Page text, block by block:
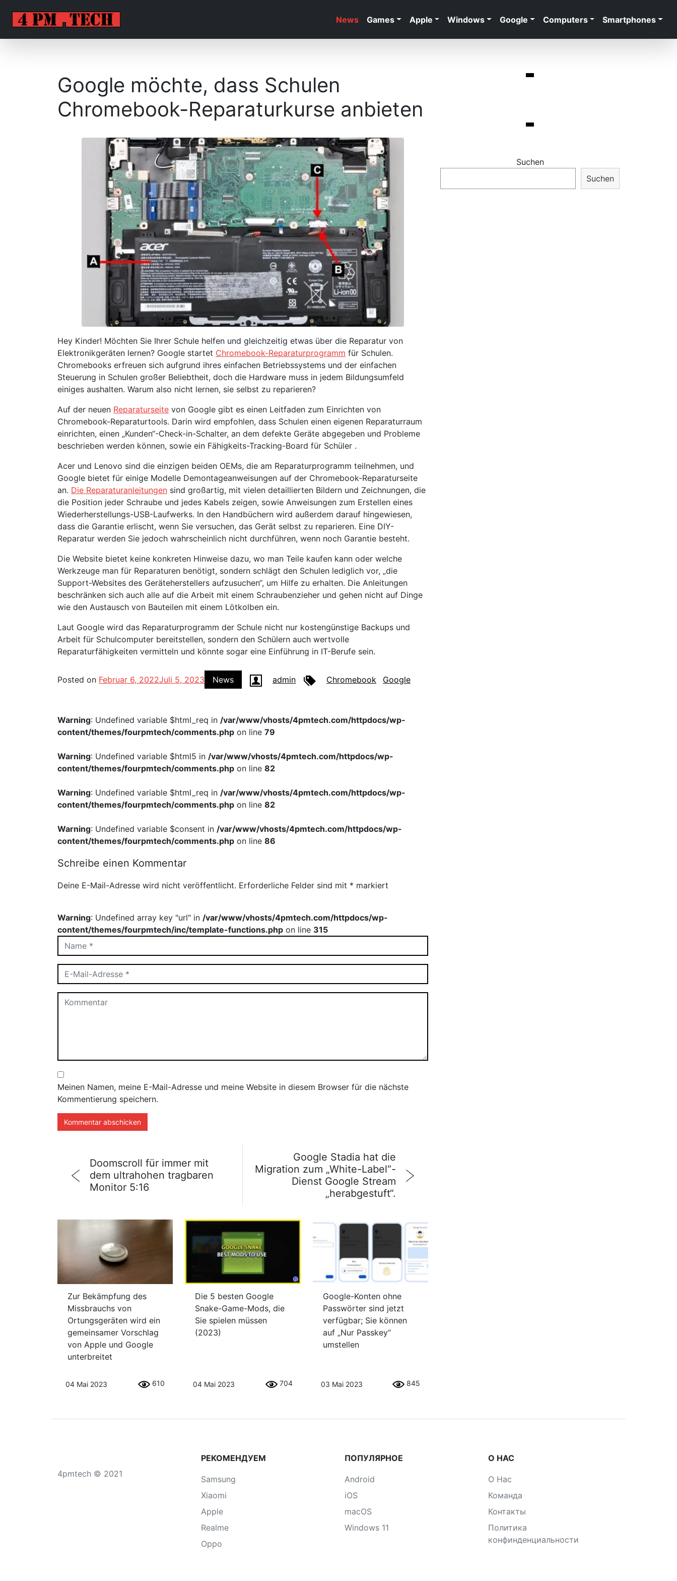
News Games Apple Windows Google Computers Smartphones
Google möchte, dass Schulen
Chromebook-Reparaturkurse anbieten
Hey Kinder! Möchten Sie Ihrer Schule helfen und gleichzeitig etwas über die Reparatur von
Elektronikgeräten lernen? Google startet Chromebook-Reparaturprogramm für Schulen.
Chromebooks erfreuen sich aufgrund ihres einfachen Betriebssystems und der einfachen
Steuerung in Schulen großer Beliebtheit, doch die Hardware muss in jedem Bildungsumfeld
einiges aushalten. Warum also nicht lernen, sie selbst zu reparieren?
Auf der neuen Reparaturseite von Google gibt es einen Leitfaden zum Einrichten von
Chromebook-Reparaturtools. Darin wird empfohlen, dass Schulen einen eigenen Reparaturraum
einrichten, einen „Kunden“-Check-in-Schalter, an dem defekte Geräte abgegeben und Probleme
beschrieben werden können, sowie ein Fähigkeits-Tracking-Board für Schüler .
Acer und Lenovo sind die einzigen beiden OEMs, die am Reparaturprogramm teilnehmen, und
Google bietet für einige Modelle Demontageanweisungen auf der Chromebook-Reparaturseite
an. Die Reparaturanleitungen sind großartig, mit vielen detaillierten Bildern und Zeichnungen, die
die Position jeder Schraube und jedes Kabels zeigen, sowie Anweisungen zum Erstellen eines
Wiederherstellungs-USB-Laufwerks. In den Handbüchern wird außerdem darauf hingewiesen,
dass die Garantie erlischt, wenn Sie versuchen, das Gerät selbst zu reparieren. Eine DIY-
Reparatur werden Sie jedoch wahrscheinlich nicht durchführen, wenn noch Garantie besteht.
Die Website bietet keine konkreten Hinweise dazu, wo man Teile kaufen kann oder welche
Werkzeuge man für Reparaturen benötigt, sondern schlägt den Schulen lediglich vor, „die
Support-Websites des Geräteherstellers aufzusuchen“, um Hilfe zu erhalten. Die Anleitungen
beschränken sich auch alle auf die Arbeit mit einem Schraubenzieher und gehen nicht auf Dinge
wie den Austausch von Bauteilen mit einem Lötkolben ein.
Laut Google wird das Reparaturprogramm der Schule nicht nur kostengünstige Backups und
Arbeit für Schulcomputer bereitstellen, sondern den Schülern auch wertvolle
Reparaturfähigkeiten vermitteln und könnte sogar eine Einführung in IT-Berufe sein.
Posted on Februar 6, 2022Juli 5, 2023 News admin Chromebook Google
Warning: Undefined variable $html_req in /var/www/vhosts/4pmtech.com/httpdocs/wp-
content/themes/fourpmtech/comments.php on line 79
Warning: Undefined variable $html5 in /var/www/vhosts/4pmtech.com/httpdocs/wp-
content/themes/fourpmtech/comments.php on line 82
Warning: Undefined variable $html_req in /var/www/vhosts/4pmtech.com/httpdocs/wp-
content/themes/fourpmtech/comments.php on line 82
Warning: Undefined variable $consent in /var/www/vhosts/4pmtech.com/httpdocs/wp-
content/themes/fourpmtech/comments.php on line 86
Schreibe einen Kommentar
Deine E-Mail-Adresse wird nicht veröffentlicht. Erforderliche Felder sind mit * markiert
Warning: Undefined array key "url" in /var/www/vhosts/4pmtech.com/httpdocs/wp-
content/themes/fourpmtech/inc/template-functions.php on line 315
Meinen Namen, meine E-Mail-Adresse und meine Website in diesem Browser für die nächste
Kommentierung speichern.
Doomscroll für immer mit
dem ultrahohen tragbaren
Monitor 5:16
Google Stadia hat die
Migration zum „White-Label“-
Dienst Google Stream
„herabgestuft“.
Zur Bekämpfung des
Missbrauchs von
Ortungsgeräten wird ein
gemeinsamer Vorschlag
von Apple und Google
unterbreitet
04 Mai 2023 610
Die 5 besten Google
Snake-Game-Mods, die
Sie spielen müssen
(2023)
04 Mai 2023 704
Google-Konten ohne
Passwörter sind jetzt
verfügbar; Sie können
auf „Nur Passkey“
umstellen
03 Mai 2023 845
Suchen
Suchen
4pmtech © 2021
РЕКОМЕНДУЕМ
Samsung
Xiaomi
Apple
Realme
Oppo
ПОПУЛЯРНОЕ
Android
iOS
macOS
Windows 11
О НАС
О Нас
Команда
Контакты
Политика
конфинденциальности